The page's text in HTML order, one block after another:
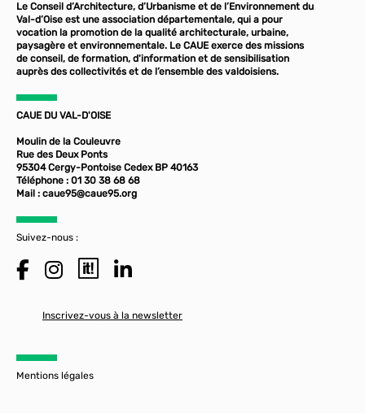
Le Conseil d’Architecture, d’Urbanisme et de l’Environnement du
Val-d’Oise est une association départementale, qui a pour
vocation la promotion de la qualité architecturale, urbaine,
paysagère et environnementale. Le CAUE exerce des missions
de conseil, de formation, d'information et de sensibilisation
auprès des collectivités et de l’ensemble des valdoisiens.
CAUE DU VAL-D'OISE
Moulin de la Couleuvre
Rue des Deux Ponts
95304 Cergy-Pontoise Cedex BP 40163
Téléphone : 01 30 38 68 68
Mail : caue95@caue95.org
Suivez-nous :
Inscrivez-vous à la newsletter
Mentions légales